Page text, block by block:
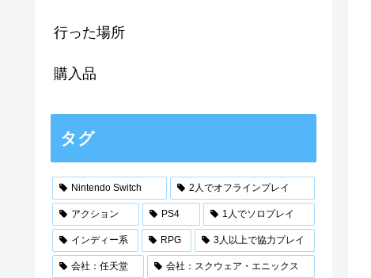
行った場所
購入品
タグ
Nintendo Switch 2人でオフラインプレイ
アクション PS4 1人でソロプレイ
インディー系 RPG 3人以上で協力プレイ
会社：任天堂 会社：スクウェア・エニックス